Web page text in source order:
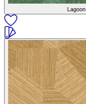
Lagoon